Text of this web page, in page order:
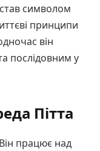
символом
принципи
він
послідовним у
Пітта
працює над